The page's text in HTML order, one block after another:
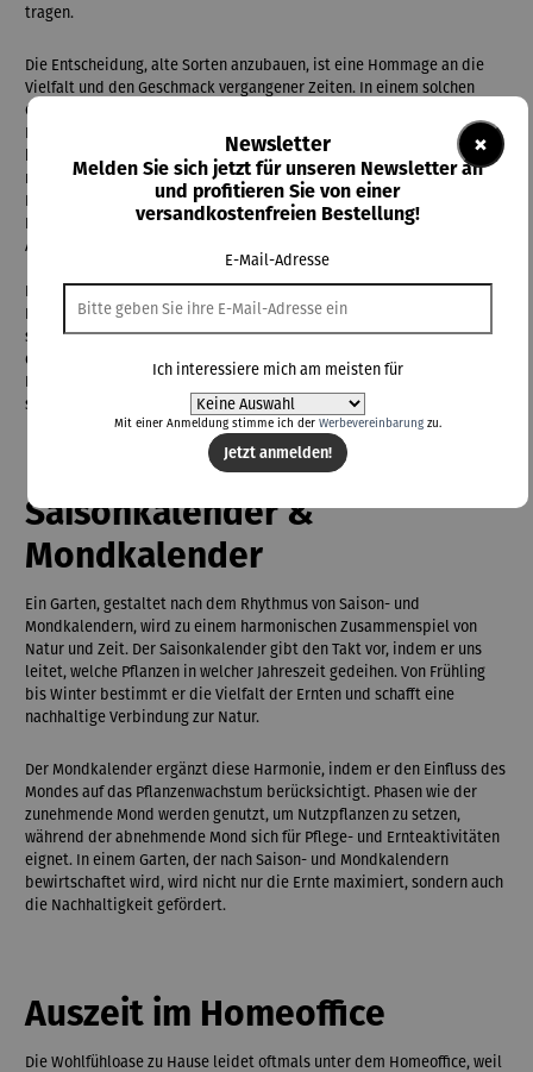
tragen.
Die Entscheidung, alte Sorten anzubauen, ist eine Hommage an die
Vielfalt und den Geschmack vergangener Zeiten. In einem solchen
Garten erleben Gärtner und Genießer eine zeitlose Verbindung zur
Natur. Von knorrigen Apfelsorten, Zwiebel und Rüben bis hin zu
bunten Tomatensorten verleihen alte Pflanzensorten dem Garten nicht
nur eine ästhetische Vielfalt, sondern auch eine geschmackliche Fülle.
Dieser Garten erinnert uns daran, dass die Vergangenheit nicht nur in
Büchern, sondern auch in unseren Ernten lebendig ist – ein grünes
Archiv der Geschmackserinnerungen.
Ein Selbstversorger-Garten ist mehr als nur eine Ansammlung von
Pflanzen – er ist eine Quelle nachhaltiger Unabhängigkeit. In einem
solchen Garten geht es darum, die Grundnahrungsmittel direkt vor
der eigenen Haustür anzubauen. Gemüsebeete, Obstbäume und
Kräuter sind sorgfältig arrangiert, um nicht nur den Tisch zu decken,
sondern auch eine Verbindung zur Natur zu schaffen.
Saisonkalender &
Mondkalender
Ein Garten, gestaltet nach dem Rhythmus von Saison- und
Mondkalendern, wird zu einem harmonischen Zusammenspiel von
Natur und Zeit. Der Saisonkalender gibt den Takt vor, indem er uns
leitet, welche Pflanzen in welcher Jahreszeit gedeihen. Von Frühling
bis Winter bestimmt er die Vielfalt der Ernten und schafft eine
nachhaltige Verbindung zur Natur.
Der Mondkalender ergänzt diese Harmonie, indem er den Einfluss des
Mondes auf das Pflanzenwachstum berücksichtigt. Phasen wie der
zunehmende Mond werden genutzt, um Nutzpflanzen zu setzen,
während der abnehmende Mond sich für Pflege- und Ernteaktivitäten
eignet. In einem Garten, der nach Saison- und Mondkalendern
bewirtschaftet wird, wird nicht nur die Ernte maximiert, sondern auch
die Nachhaltigkeit gefördert.
Auszeit im Homeoffice
Die Wohlfühloase zu Hause leidet oftmals unter dem Homeoffice, weil
×
Newsletter
Melden Sie sich jetzt für unseren Newsletter an
und profitieren Sie von einer
versandkostenfreien Bestellung!
E-Mail-Adresse
Ich interessiere mich am meisten für
Mit einer Anmeldung stimme ich der Werbevereinbarungzu.
Jetzt anmelden!